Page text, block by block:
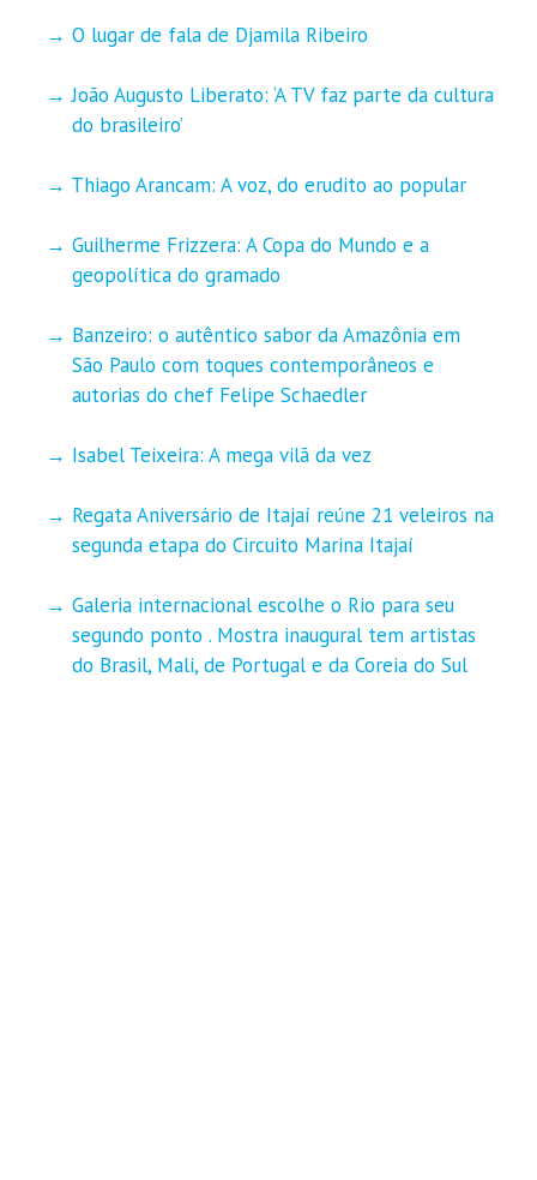
O lugar de fala de Djamila Ribeiro
João Augusto Liberato: ‘A TV faz parte da cultura
do brasileiro’
Thiago Arancam: A voz, do erudito ao popular
Guilherme Frizzera: A Copa do Mundo e a
geopolítica do gramado
Banzeiro: o autêntico sabor da Amazônia em
São Paulo com toques contemporâneos e
autorias do chef Felipe Schaedler
Isabel Teixeira: A mega vilã da vez
Regata Aniversário de Itajaí reúne 21 veleiros na
segunda etapa do Circuito Marina Itajaí
Galeria internacional escolhe o Rio para seu
segundo ponto . Mostra inaugural tem artistas
do Brasil, Mali, de Portugal e da Coreia do Sul